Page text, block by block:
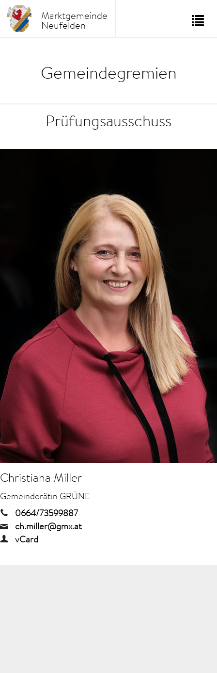
Marktgemeinde
Neufelden
Gemeindegremien
Prüfungsausschuss
Christiana Miller
Gemeinderätin GRÜNE
0664/73599887
ch.miller@gmx.at
vCard